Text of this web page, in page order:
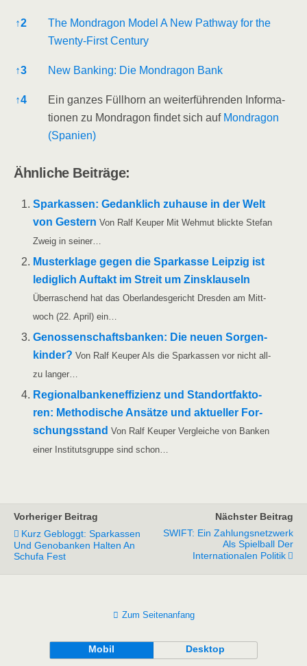
↑2
The Mond­ra­gon Model A New Pathway for the
Twen­ty-First Century
↑3 New Ban­king: Die Mond­ra­gon Bank
↑4
Ein gan­zes Füll­horn an wei­ter­füh­ren­den Infor­ma­
tio­nen zu Mond­ra­gon fin­det sich auf Mond­ra­gon
(Spa­ni­en)
Ähn­li­che Beiträge:
Spar­kas­sen: Gedank­lich zuhau­se in der Welt
von Ges­tern Von Ralf Keu­per Mit Weh­mut blick­te Ste­fan
Zweig in seiner…
Mus­ter­kla­ge gegen die Spar­kas­se Leip­zig ist
ledig­lich Auf­takt im Streit um Zins­klau­seln
Über­ra­schend hat das Ober­lan­des­ge­richt Dres­den am Mitt­
woch (22. April) ein…
Genos­sen­schafts­ban­ken: Die neu­en Sor­gen­
kin­der? Von Ralf Keu­per Als die Spar­kas­sen vor nicht all­
zu langer…
Regio­nal­ban­ken­ef­fi­zi­enz und Stand­ort­fak­to­
ren: Metho­di­sche Ansät­ze und aktu­el­ler For­
schungs­stand Von Ralf Keu­per Ver­glei­che von Ban­ken
einer Insti­tuts­grup­pe sind schon…
Vorheriger Beitrag
Kurz Gebloggt: Sparkassen
Und Genobanken Halten An
Schufa Fest
Nächster Beitrag
SWIFT: Ein Zahlungsnetzwerk
Als Spielball Der
Internationalen Politik
Zum Seitenanfang
Mobil Desktop